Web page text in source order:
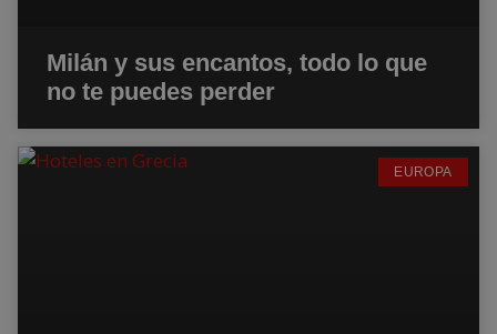
Milán y sus encantos, todo lo que
no te puedes perder
EUROPA